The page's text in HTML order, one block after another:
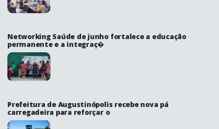
Networking Saúde de junho fortalece a educação
permanente e a integraç�
Prefeitura de Augustinópolis recebe nova pá
carregadeira para reforçar o